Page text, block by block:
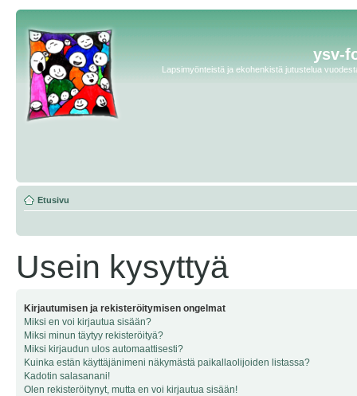
ysv-
Lapsimyönteistä ja ekohenkistä jutustelua
Etusivu
Usein kysyttyä
Kirjautumisen ja rekisteröitymisen ongelmat
Miksi en voi kirjautua sisään?
Miksi minun täytyy rekisteröityä?
Miksi kirjaudun ulos automaattisesti?
Kuinka estän käyttäjänimeni näkymästä paikallaolijoiden listassa?
Kadotin salasanani!
Olen rekisteröitynyt, mutta en voi kirjautua sisään!